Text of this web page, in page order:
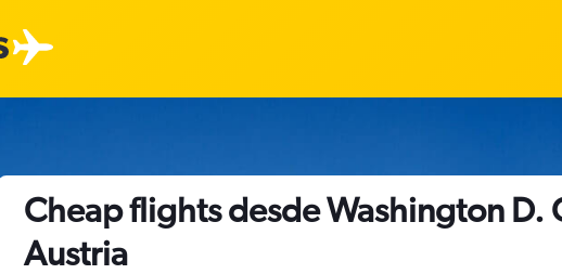
Cheap flights desde Washington D.
Austria